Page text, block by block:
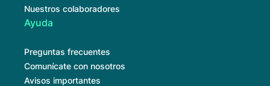
Nuestros colaboradores
Ayuda
Preguntas frecuentes
Comunícate con nosotros
Avisos importantes